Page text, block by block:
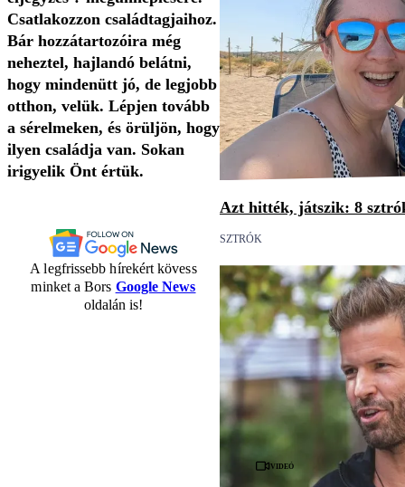
Csatlakozzon családtagjaihoz.
Bár hozzátartozóira még
neheztel, hajlandó belátni,
hogy mindenütt jó, de legjobb
otthon, velük. Lépjen tovább
a sérelmeken, és örüljön, hogy
ilyen családja van. Sokan
irigyelik Önt értük.
A legfrissebb hírekért kövess
minket a Bors Google News
oldalán is!
Azt hitték, játszik: 8
SZTRÓK
Videó